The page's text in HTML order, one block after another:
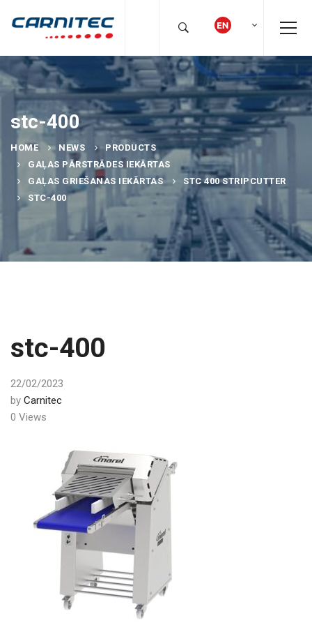
stc-400
HOME NEWS
PRODUCTS
GAĻAS PĀRSTRĀDES IEKĀRTAS
GAĻAS GRIEŠANAS IEKĀRTAS
STC 400 STRIPCUTTER
STC-400
stc-400
22/02/2023
by Carnitec
0 Views